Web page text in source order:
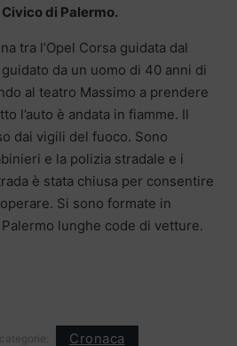
Civico di Palermo.
tra l’Opel Corsa guidata dal
da un uomo di 40 anni di
al teatro Massimo a prendere
l’auto è andata in fiamme. Il
dai vigili del fuoco. Sono
e la polizia stradale e i
è stata chiusa per consentire
Si sono formate in
lunghe code di vetture.
Cronaca